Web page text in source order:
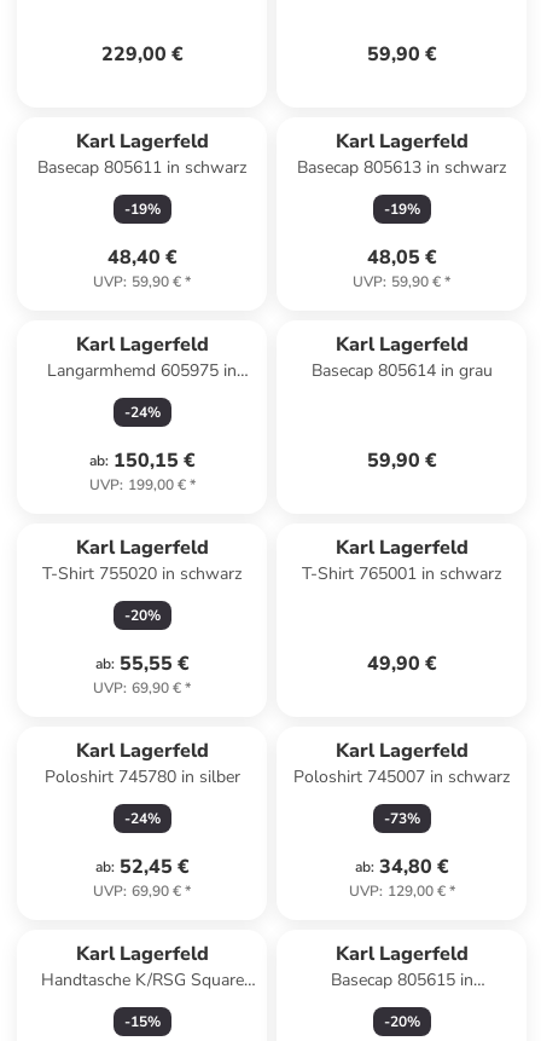
229,00 € 59,90 €
Karl Lagerfeld
Basecap 805611 in schwarz
-19%
48,40 €
UVP: 59,90 €*
Karl Lagerfeld
Basecap 805613 in schwarz
-19%
48,05 €
UVP: 59,90 €*
Karl Lagerfeld
Langarmhemd 605975 in
braun
-24%
ab: 150,15 €
UVP: 199,00 €*
Karl Lagerfeld
Basecap 805614 in grau
59,90 €
Karl Lagerfeld
T-Shirt 755020 in schwarz
-20%
ab: 55,55 €
UVP: 69,90 €*
Karl Lagerfeld
T-Shirt 765001 in schwarz
49,90 €
Karl Lagerfeld
Poloshirt 745780 in silber
-24%
ab: 52,45 €
UVP: 69,90 €*
Karl Lagerfeld
Poloshirt 745007 in schwarz
-73%
ab: 34,80 €
UVP: 129,00 €*
Karl Lagerfeld
Handtasche K/RSG Square
Mono MD Tote in Monogram
Nougat Brown
-15%
Karl Lagerfeld
Basecap 805615 in
dunkelbraun
-20%